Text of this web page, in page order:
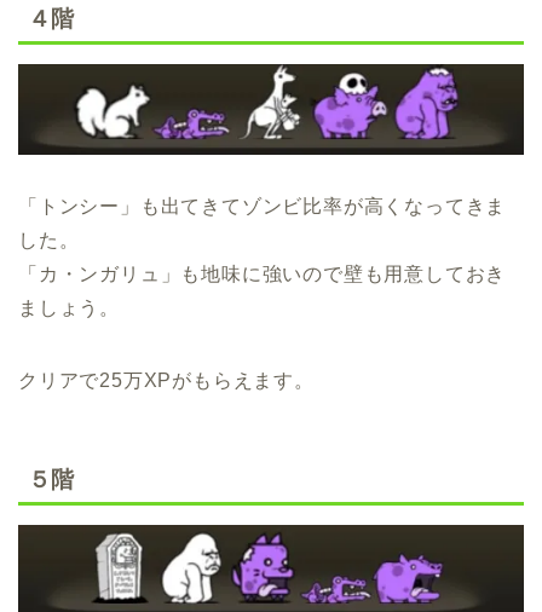
４階
「トンシー」も出てきてゾンビ比率が高くなってきま
した。
「カ・ンガリュ」も地味に強いので壁も用意しておき
ましょう。
クリアで25万XPがもらえます。
５階